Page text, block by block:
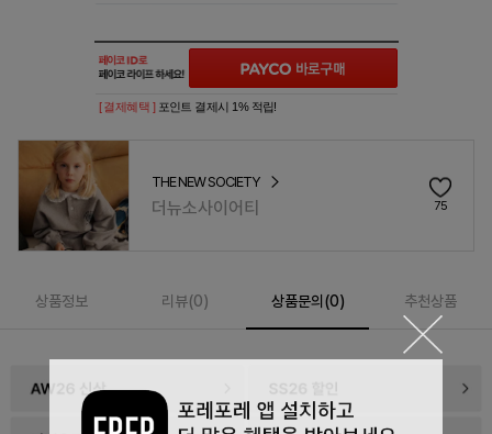
[ 결제혜택 ] 포인트 결제시 1% 적립!
THE NEW SOCIETY
더뉴소사이어티 75
상품정보 리뷰(0) 상품문의(0) 추천상품